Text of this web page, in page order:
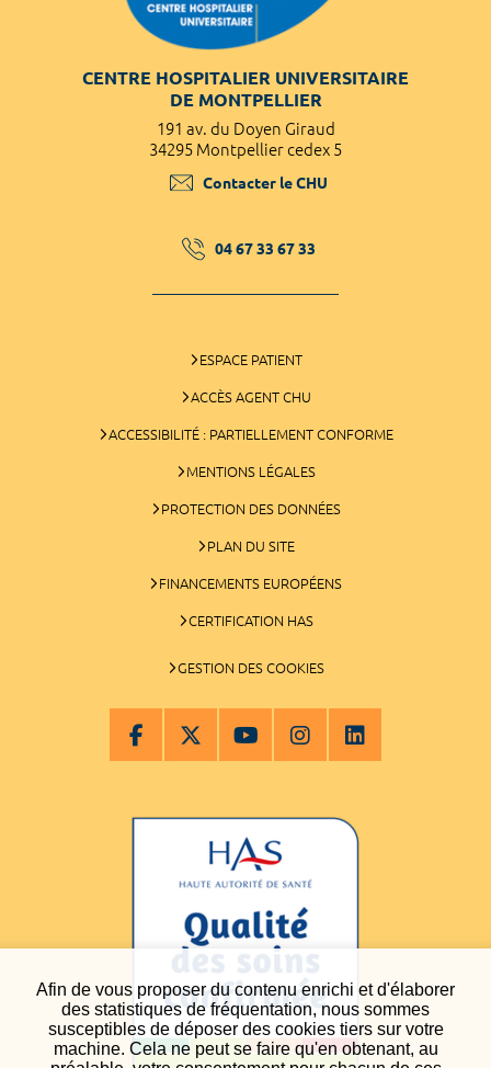
Afin de vous proposer du contenu enrichi et d'élaborer
des statistiques de fréquentation, nous sommes
susceptibles de déposer des cookies tiers sur votre
machine. Cela ne peut se faire qu'en obtenant, au
CENTRE HOSPITALIER UNIVERSITAIRE
DE MONTPELLIER
191 av. du Doyen Giraud
34295 Montpellier cedex 5
Contacter le CHU
04 67 33 67 33
ESPACE PATIENT
ACCÈS AGENT CHU
ACCESSIBILITÉ : PARTIELLEMENT CONFORME
MENTIONS LÉGALES
PROTECTION DES DONNÉES
PLAN DU SITE
FINANCEMENTS EUROPÉENS
CERTIFICATION HAS
GESTION DES COOKIES